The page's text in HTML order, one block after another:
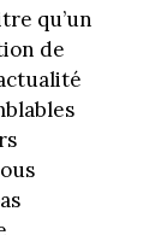
qu’un
de